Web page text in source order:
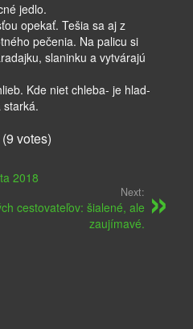
jedlo.
opekať. Tešia sa aj z
pečenia. Na palicu si
slaninku a vytvárajú
Kde niet chleba- je hlad-
starká.
votes)
2018
Next:
cestovateľov: šialené, ale
zaujímavé.